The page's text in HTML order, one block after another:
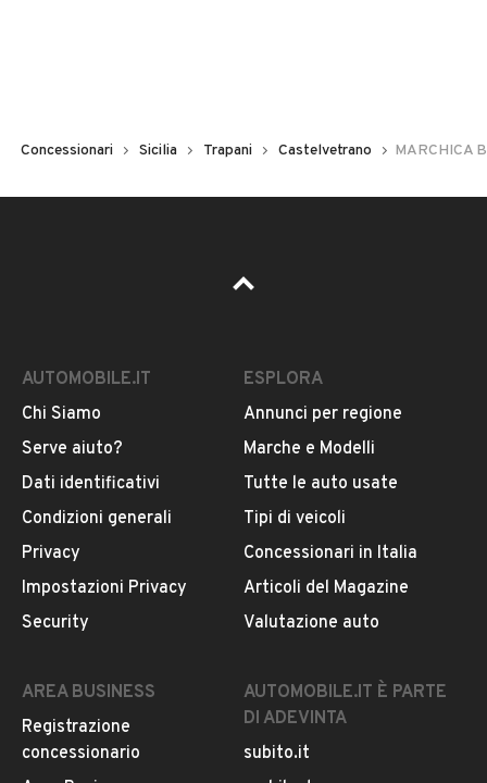
Concessionari Sicilia Trapani Castelvetrano MARCHICA
AUTOMOBILE.IT
Chi Siamo
Serve aiuto?
Dati identificativi
Condizioni generali
Privacy
Impostazioni Privacy
Security
ESPLORA
Annunci per regione
Marche e Modelli
Tutte le auto usate
Tipi di veicoli
Concessionari in Italia
Articoli del Magazine
Valutazione auto
AREA BUSINESS
Registrazione
concessionario
AUTOMOBILE.IT È PARTE
DI ADEVINTA
subito.it